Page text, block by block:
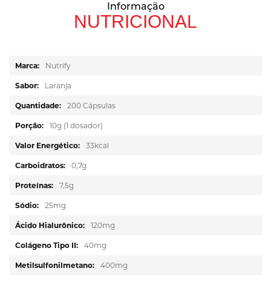
Informação
NUTRICIONAL
Mais
Nutrify
Laranja
200 Cápsulas
10g (1 dosador)
33kcal
0,7g
7,5g
25mg
120mg
40mg
400mg